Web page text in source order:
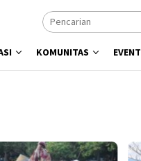
KOMUNITAS EVENT